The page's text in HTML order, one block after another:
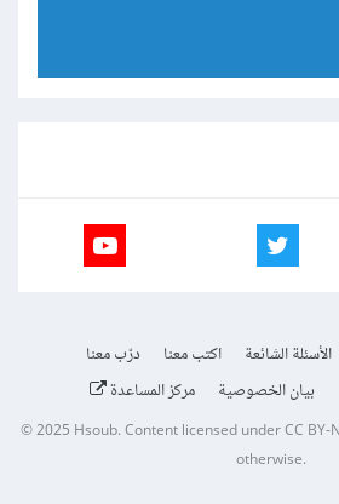
الأسئلة الشائعة اكتب معنا
درّب معنا
بيان الخصوصية مركز المساعدة
© 2025Hsoub.Content licensed underCC
otherwise.